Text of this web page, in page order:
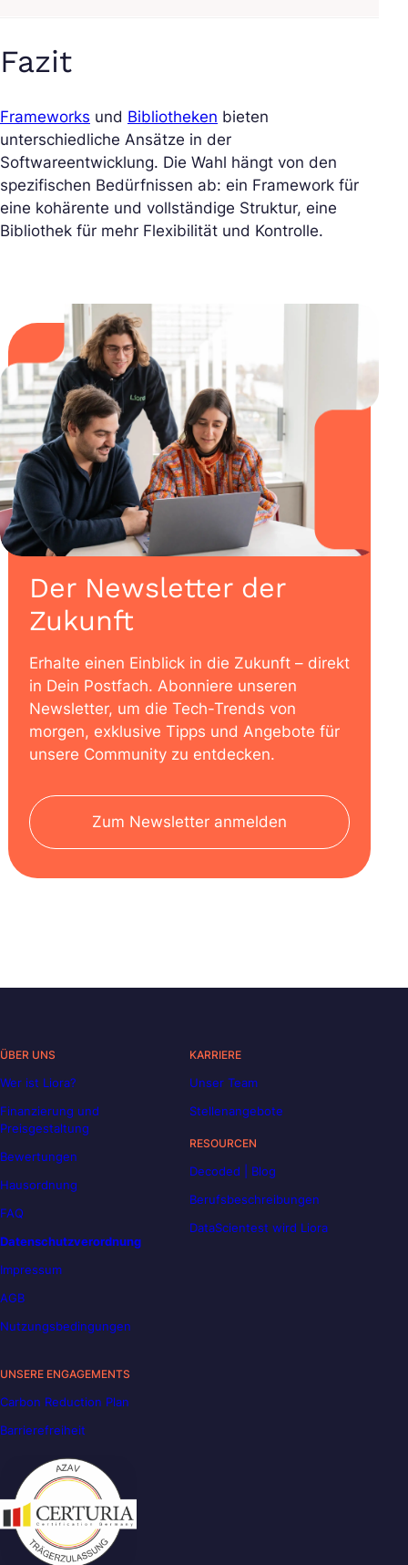
Fazit
Frameworks und Bibliotheken bieten
unterschiedliche Ansätze in der
Softwareentwicklung. Die Wahl hängt von den
spezifischen Bedürfnissen ab: ein Framework für
eine kohärente und vollständige Struktur, eine
Bibliothek für mehr Flexibilität und Kontrolle.
Der Newsletter der
Zukunft
Erhalte einen Einblick in die Zukunft – direkt
in Dein Postfach. Abonniere unseren
Newsletter, um die Tech-Trends von
morgen, exklusive Tipps und Angebote für
unsere Community zu entdecken.
Zum Newsletter anmelden
ÜBER UNS
Wer ist Liora?
Finanzierung und
Preisgestaltung
Bewertungen
Hausordnung
FAQ
Datenschutzverordnung
Impressum
AGB
Nutzungsbedingungen
KARRIERE
Unser Team
Stellenangebote
RESOURCEN
Decoded | Blog
Berufsbeschreibungen
DataScientest wird Liora
UNSERE ENGAGEMENTS
Carbon Reduction Plan
Barrierefreiheit